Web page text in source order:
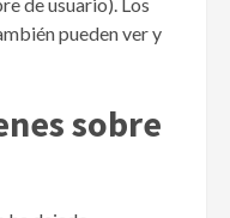
pueden ver y
sobre